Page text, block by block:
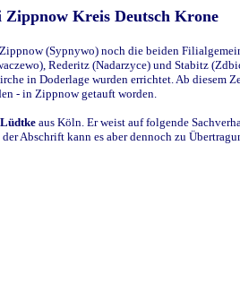
Zippnow Kreis Deutsch Krone
(Sypnywo) noch die beiden
Rederitz (Nadarzyce) und Stabitz
in Doderlage wurden errichtet. Ab diesem
- in Zippnow getauft worden.
aus Köln. Er weist auf folgende
Abschrift kann es aber dennoch zu